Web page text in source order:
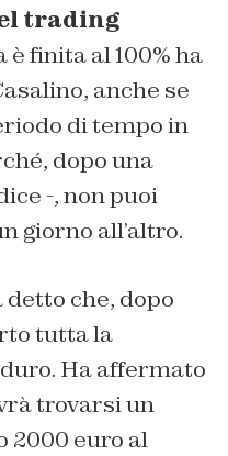
trading
è finita al 100% ha
anche se
di tempo in
dopo una
-, non puoi
giorno all’altro.
detto che, dopo
tutta la
Ha affermato
trovarsi un
2000 euro al